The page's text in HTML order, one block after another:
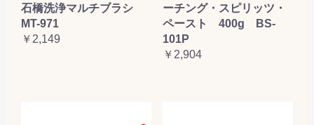
石橋洗浄マルチブラシ
MT-971
￥2,149
ーチング・スピリッツ・
ペースト 400g BS-
101P
￥2,904